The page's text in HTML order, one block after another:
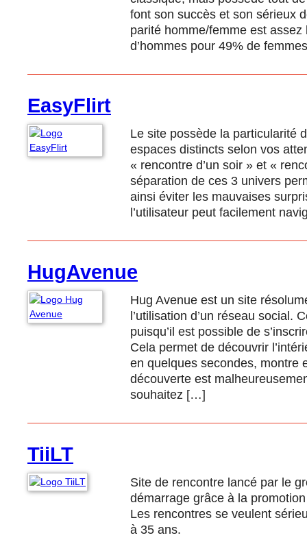
font son succès et son sérieux
parité homme/femme est assez
d’hommes pour 49% de
EasyFlirt
Le site possède la particularité
espaces distincts selon vos
« rencontre d’un soir » et «
séparation de ces 3 univers
ainsi éviter les mauvaises
l’utilisateur peut facilement
HugAvenue
Hug Avenue est un site
l’utilisation d’un réseau social.
puisqu’il est possible de
Cela permet de découvrir
en quelques secondes, montre
découverte est
souhaitez […]
TiiLT
Site de rencontre lancé par le
démarrage grâce à la
Les rencontres se veulent
à 35 ans.